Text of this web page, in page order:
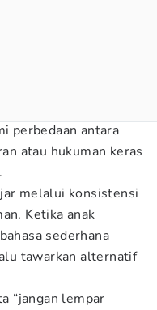
perbedaan antara
atau hukuman keras
melalui konsistensi
Ketika anak
sederhana
tawarkan alternatif
“jangan lempar